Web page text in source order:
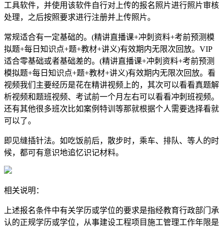
工具软件，并使用该软件自行对上传的报名照片进行照片审核
处理，之后按照要求进行注册并上传照片。
常规适合有一定基础的。(精讲直播课+冲刺资料+考前预测模
拟题+每日知识点+题+教材+讲义)有效期内无限次回放。VIP
适合零基础或者基础差的。(精讲直播课+冲刺资料+考前预测
模拟题+每日知识点+题+教材+讲义)有效期内无限次回放。看
视频我们主要经历是花在精讲视频上的，其次可以看看真题解
析视频和题班视频、考试前一个月左右可以看看冲刺班视频。
还有其他很多班次比如案例特训等那就根据个人需要选择看就
可以了。
即见缝插针法。如吃饭前后，散步时，乘车、排队、等人的时
候，都可有意识地追忆识记材料。
相关说明：
上述报名条件中有关学历或学位的要求是指经教育行政部门承
认的正规学历或学位，从事建设工程项目施工管理工作年限是